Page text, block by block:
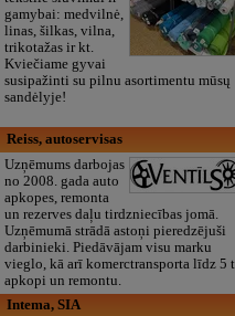
gamybai: medvilnė,
linas, šilkas, vilna,
trikotažas ir kt.
Kviečiame gyvai
susipažinti su pilnu asortimentu mūsų
sandėlyje!
Reiss, autoservisas
Uzņēmums darbojas
no 2008. gada auto
apkopes, remonta
un rezerves daļu tirdzniecības jomā.
Uzņēmumā strādā astoņi pieredzējuši
darbinieki. Piedāvājam visu marku
vieglo, kā arī komerctransporta līdz 5 t
apkopi un remontu.
Intema, SIA